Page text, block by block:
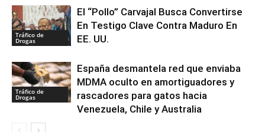
Tráfico de
Drogas
El “Pollo” Carvajal Busca Convertirse
En Testigo Clave Contra Maduro En
EE. UU.
Tráfico de
Drogas
España desmantela red que enviaba
MDMA oculto en amortiguadores y
rascadores para gatos hacia
Venezuela, Chile y Australia